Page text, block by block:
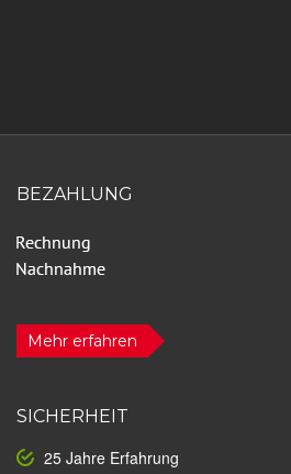
BEZAHLUNG
Mehr erfahren
SICHERHEIT
25 Jahre Erfahrung